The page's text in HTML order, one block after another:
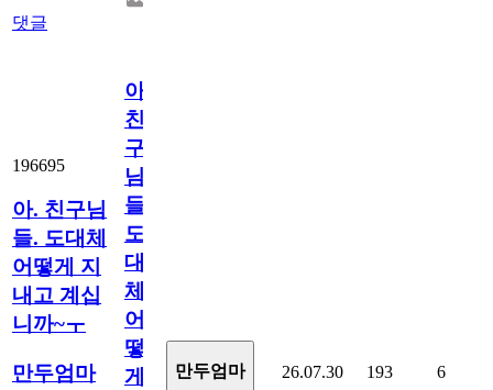
댓글
196695
아. 친구님
들. 도대체
어떻게 지
내고 계십
니까~ㅜ
만두엄마
아.
친
구
님
들.
도
대
체
어
떻
게
만두엄마 26.07.30 193 6